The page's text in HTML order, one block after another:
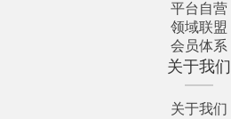
平台自营
领域联盟
会员体系
关于我们
关于我们